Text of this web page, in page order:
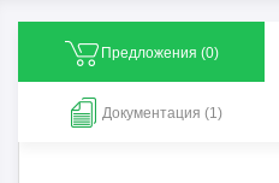
Предложения (0)
Документация (1)